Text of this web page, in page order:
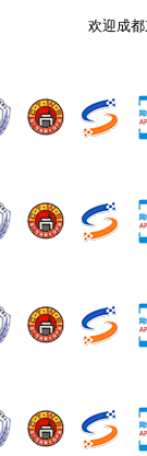
欢迎成